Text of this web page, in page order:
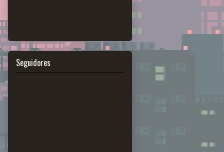
Seguidores